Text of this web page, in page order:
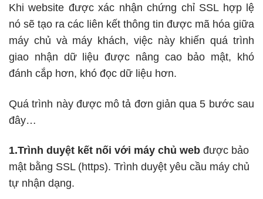
Khi website được xác nhận chứng chỉ SSL hợp lệ
nó sẽ tạo ra các liên kết thông tin được mã hóa giữa
máy chủ và máy khách, việc này khiến quá trình
giao nhận dữ liệu được nâng cao bảo mật, khó
đánh cắp hơn, khó đọc dữ liệu hơn.
Quá trình này được mô tả đơn giản qua 5 bước sau
đây…
1.Trình duyệt kết nối với máy chủ web được bảo
mật bằng SSL (https). Trình duyệt yêu cầu máy chủ
tự nhận dạng.